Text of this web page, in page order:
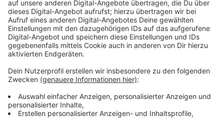
Es gibt mittlerweile ein großes Netzwerk in
Deutschland und Plattformen, wo Fakten-Checker die
neuesten Fakes posten. Da finden sich schon oft
Ursprung und den Urheber der Meldung zu finden. Denn
auch einige Online-Tools, mit denen manMeldungen
verifizierenkann. Zum Beispiel Location-Tools. Man